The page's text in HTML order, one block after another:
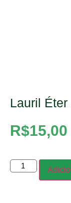
Lauril
R$15,00